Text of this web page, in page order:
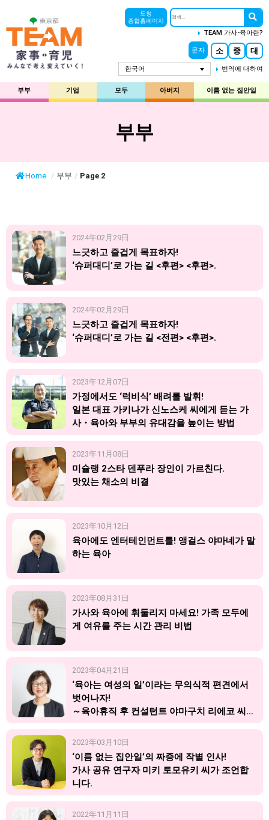
도청
종합홈페이지
TEAM 가사-육아란?
문자 소 중 대
한국어 번역에 대하여
부부 기업 모두 아버지 이름 없는 집안일
부부
Home / 부부 / Page 2
2024年02月29日
느긋하고 즐겁게 목표하자!
‘슈퍼대디’로 가는 길 <후편> <후편>.
2024年02月29日
느긋하고 즐겁게 목표하자!
‘슈퍼대디’로 가는 길 <전편> <후편>.
2023年12月07日
가정에서도 ‘럭비식’ 배려를 발휘!
일본 대표 가키나가 신노스케 씨에게 듣는 가
사・육아와 부부의 유대감을 높이는 방법
2023年11月08日
미슐랭 2스타 덴푸라 장인이 가르친다.
맛있는 채소의 비결
2023年10月12日
육아에도 엔터테인먼트를! 앵걸스 야마네가 말
하는 육아
2023年08月31日
가사와 육아에 휘둘리지 마세요! 가족 모두에
게 여유를 주는 시간 관리 비법
2023年04月21日
‘육아는 여성의 일’이라는 무의식적 편견에서
벗어나자!
～육아휴직 후 컨설턴트 야마구치 리에코 씨가
워킹맘에게 전하는 응원 메시지
2023年03月10日
‘이름 없는 집안일’의 짜증에 작별 인사!
가사 공유 연구자 미키 토모유키 씨가 조언합
니다.
2022年11月11日